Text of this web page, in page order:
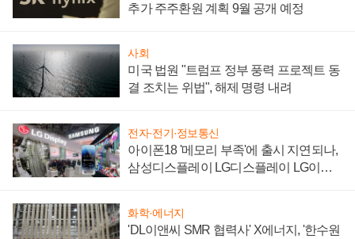
추가 주주환원 계획 9월 공개 예정
사회
미국 법원 "트럼프 정부 풍력 프로젝트 동
결 조치는 위법", 해제 명령 내려
전자·전기·정보통신
아이폰18 '메모리 부족'에 출시 지연되나,
삼성디스플레이 LG디스플레이 LG이노
화학·에너지
'DL이앤씨 SMR 협력사' X에너지, '한수원